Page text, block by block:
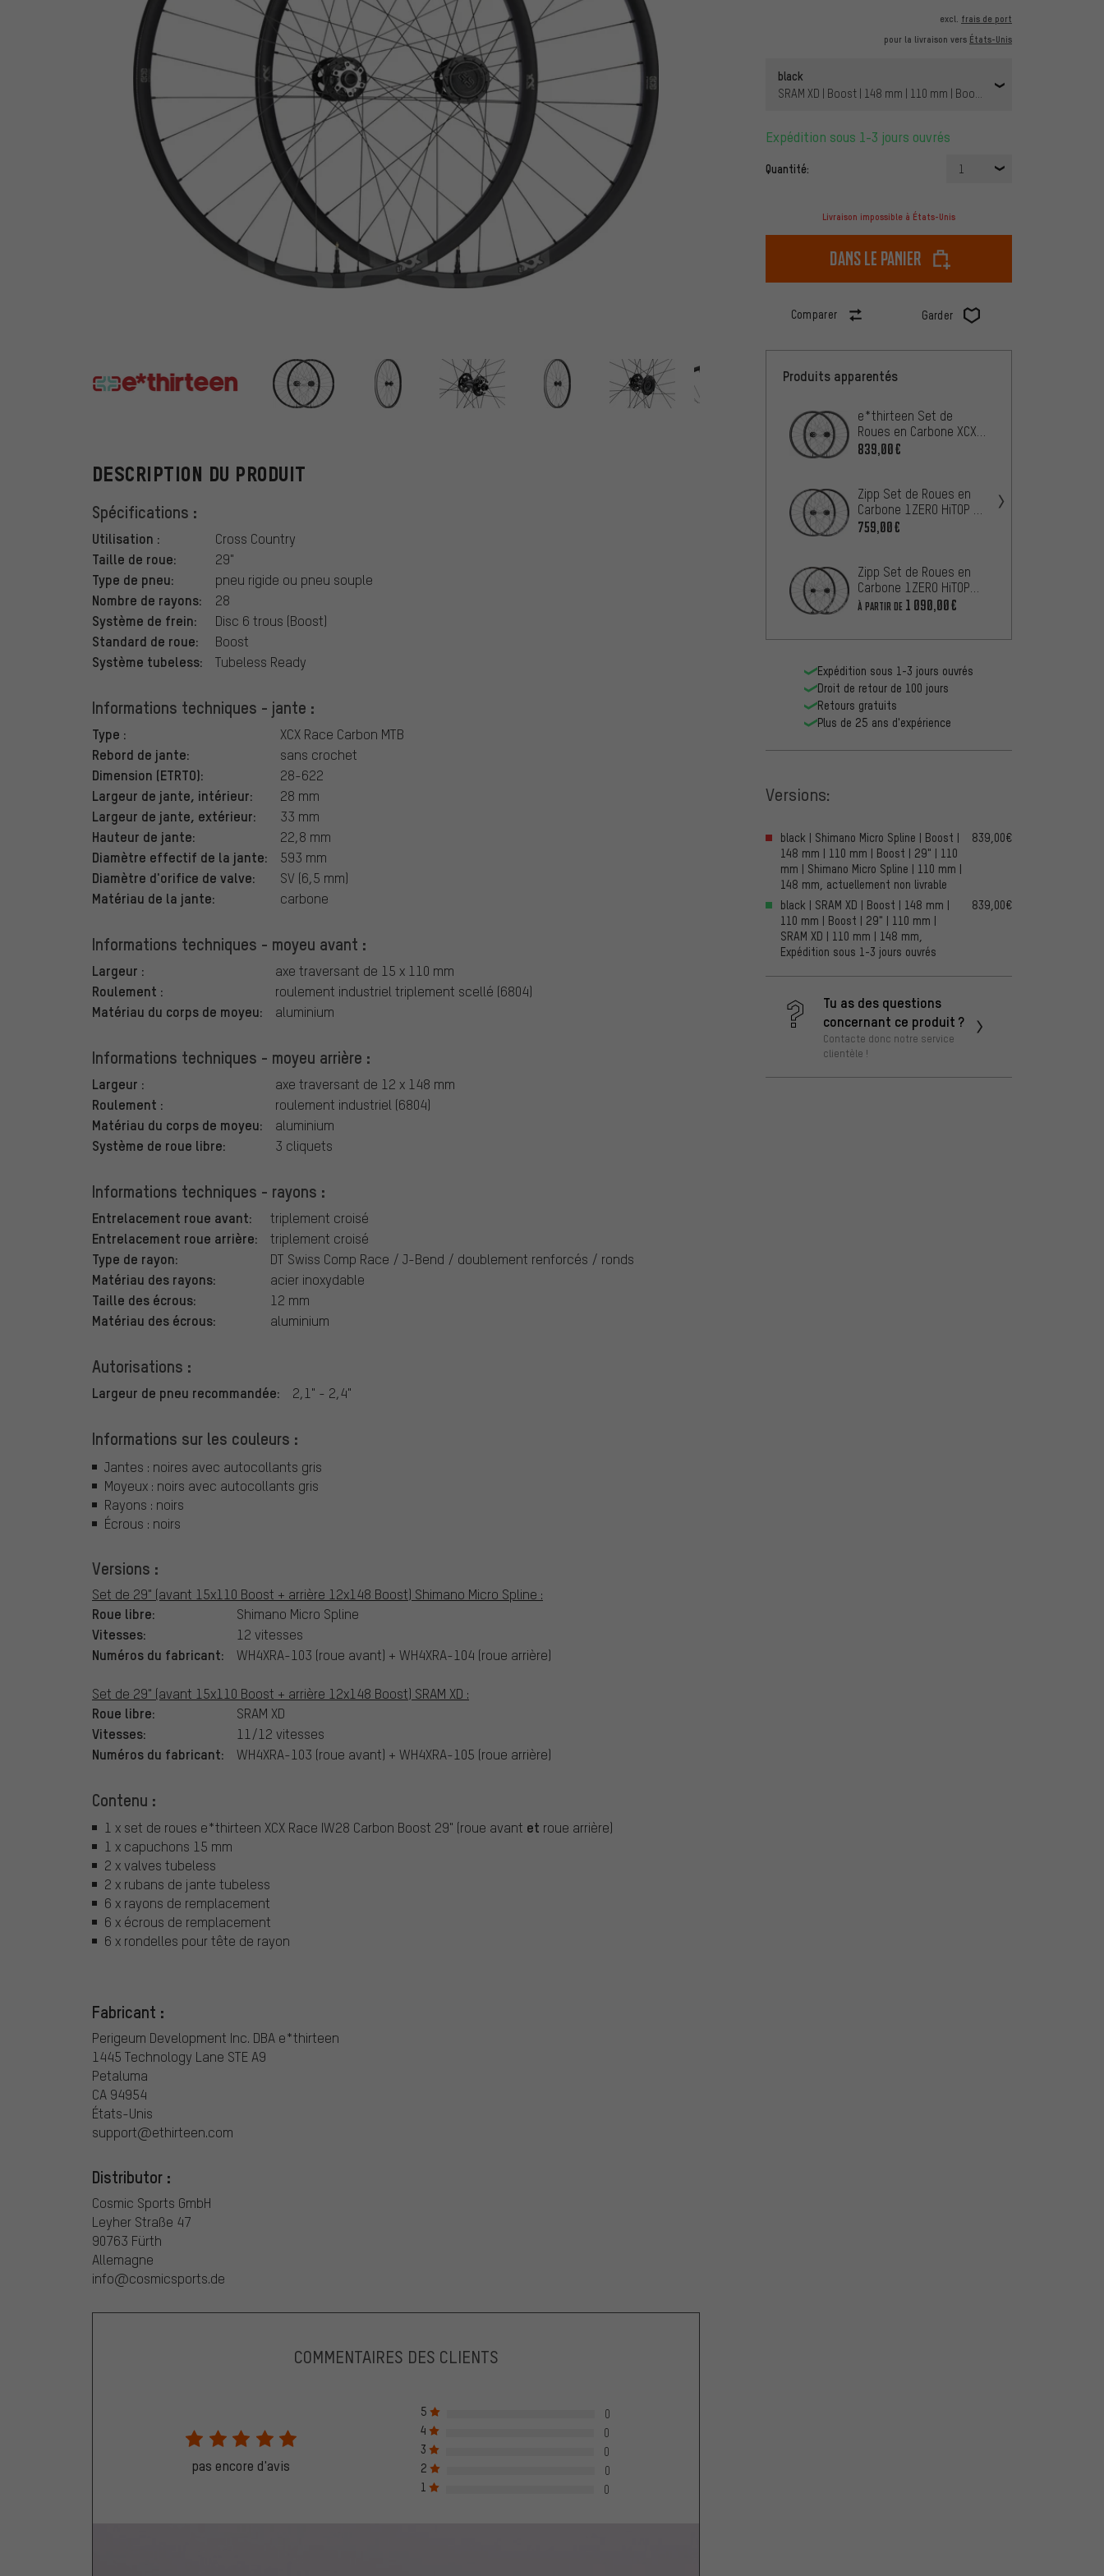
excl. frais de port
pour la livraison vers États-Unis
black
SRAM XD | Boost | 148 mm | 110 mm | Boost | 29" | 110 mm | SRAM
Expédition sous 1-3 jours ouvrés
Quantité: 1
Livraison impossible à États-Unis
dans le panier
Comparer Garder
e*thirteen
DESCRIPTION DU PRODUIT
Spécifications :
Utilisation : Cross Country
Taille de roue: 29"
Type de pneu: pneu rigide ou pneu souple
Nombre de rayons: 28
Système de frein: Disc 6 trous (Boost)
Standard de roue: Boost
Système tubeless: Tubeless Ready
Informations techniques - jante :
Type : XCX Race Carbon MTB
Rebord de jante: sans crochet
Dimension (ETRTO): 28-622
Largeur de jante, intérieur: 28 mm
Largeur de jante, extérieur: 33 mm
Hauteur de jante: 22,8 mm
Diamètre effectif de la jante: 593 mm
Diamètre d'orifice de valve: SV (6,5 mm)
Matériau de la jante: carbone
Informations techniques - moyeu avant :
Largeur : axe traversant de 15 x 110 mm
Roulement : roulement industriel triplement scellé (6804)
Matériau du corps de moyeu: aluminium
Informations techniques - moyeu arrière :
Largeur : axe traversant de 12 x 148 mm
Roulement : roulement industriel (6804)
Matériau du corps de moyeu: aluminium
Système de roue libre: 3 cliquets
Informations techniques - rayons :
Entrelacement roue avant: triplement croisé
Entrelacement roue arrière: triplement croisé
Type de rayon: DT Swiss Comp Race / J-Bend / doublement renforcés / ronds
Matériau des rayons: acier inoxydable
Taille des écrous: 12 mm
Matériau des écrous: aluminium
Autorisations :
Largeur de pneu recommandée: 2,1" - 2,4"
Informations sur les couleurs :
Jantes : noires avec autocollants gris
Moyeux : noirs avec autocollants gris
Rayons : noirs
Écrous : noirs
Versions :
Set de 29" (avant 15x110 Boost + arrière 12x148 Boost) Shimano Micro Spline :
Roue libre: Shimano Micro Spline
Vitesses: 12 vitesses
Numéros du fabricant: WH4XRA-103 (roue avant) + WH4XRA-104 (roue arrière)
Set de 29" (avant 15x110 Boost + arrière 12x148 Boost) SRAM XD :
Roue libre: SRAM XD
Vitesses: 11/12 vitesses
Numéros du fabricant: WH4XRA-103 (roue avant) + WH4XRA-105 (roue arrière)
Contenu :
1 x set de roues e*thirteen XCX Race IW28 Carbon Boost 29" (roue avant et roue arrière)
1 x capuchons 15 mm
2 x valves tubeless
2 x rubans de jante tubeless
6 x rayons de remplacement
6 x écrous de remplacement
6 x rondelles pour tête de rayon
Fabricant :
Perigeum Development Inc. DBA e*thirteen
1445 Technology Lane STE A9
Petaluma
CA 94954
États-Unis
support@ethirteen.com
Distributor :
Cosmic Sports GmbH
Leyher Straße 47
90763 Fürth
Allemagne
info@cosmicsports.de
Produits apparentés
e*thirteen Set de
Roues en Carbone XCX
Race IW24 Boost 29"
839,00€
Zipp Set de Roues en
Carbone 1ZERO HiTOP S
Disc 6 trous Boost 29"
759,00€
Zipp Set de Roues en
Carbone 1ZERO HiTOP
SW Disc Center Lock
À PARTIR DE 1 090,00€
Expédition sous 1-3 jours ouvrés
Droit de retour de 100 jours
Retours gratuits
Plus de 25 ans d'expérience
Versions:
black | Shimano Micro Spline | Boost |
148 mm | 110 mm | Boost | 29" | 110
mm | Shimano Micro Spline | 110 mm |
148 mm, actuellement non livrable
839,00€
black | SRAM XD | Boost | 148 mm |
110 mm | Boost | 29" | 110 mm |
SRAM XD | 110 mm | 148 mm,
Expédition sous 1-3 jours ouvrés
839,00€
Tu as des questions
concernant ce produit ?
Contacte donc notre service
clientèle !
COMMENTAIRES DES CLIENTS
pas encore d'avis
5
0
4
0
3
0
2
0
1
0